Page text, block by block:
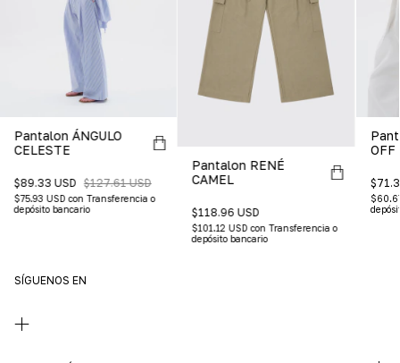
Pantalon ÁNGULO
CELESTE
$89.33 USD $127.61 USD
$75.93 USDcon Transferencia o
depósito bancario
Pantalon RENÉ
CAMEL
$118.96 USD
$101.12 USDcon Transferencia o
depósito bancario
OFF
SÍGUENOS EN